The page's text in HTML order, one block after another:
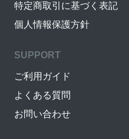
特定商取引に基づく表記
個人情報保護方針
SUPPORT
ご利用ガイド
よくある質問
お問い合わせ